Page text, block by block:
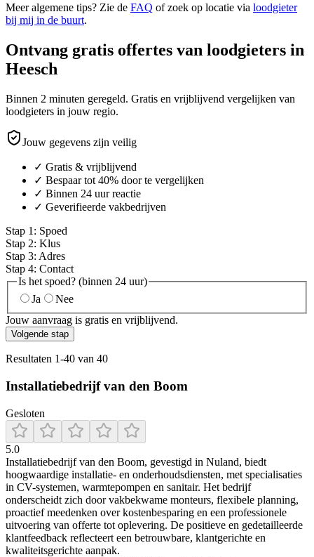
Meer algemene tips? Zie de FAQ of zoek op locatie via loodgieter
bij mij in de buurt.
Ontvang gratis offertes van loodgieters in
Heesch
Binnen 2 minuten geregeld. Gratis en vrijblijvend vergelijken van
loodgieters in jouw regio.
Jouw gegevens zijn veilig
✓ Gratis & vrijblijvend
✓ Bespaar tot 40% door te vergelijken
✓ Binnen 24 uur reactie
✓ Geverifieerde vakbedrijven
Stap 1 : Spoed
Stap 2: Klus
Stap 3: Adres
Stap 4: Contact
Is het spoed? (binnen 24 uur)
Ja
Nee
Jouw aanvraag is gratis en vrijblijvend.
Volgende stap
Resultaten 1-40 van 40
Installatiebedrijf van den Boom
Gesloten
5.0
Installatiebedrijf van den Boom, gevestigd in Nuland, biedt
hoogwaardige installatie- en onderhoudsdiensten, met specialisaties
in CV-systemen, warmtepompen en sanitair. Het bedrijf
onderscheidt zich door vakbekwame monteurs, flexibele planning,
proactief meedenken over kostenbesparing en een professionele
uitvoering van offerte tot oplevering. De positieve en gedetailleerde
klantfeedback reflecteert een betrouwbare, klantgerichte en
kwaliteitsgerichte aanpak.